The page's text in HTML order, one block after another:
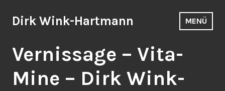
Inhalt
Dirk Wink-Hartmann MENÜ
Vernissage – Vita-
Mine – Dirk Wink-